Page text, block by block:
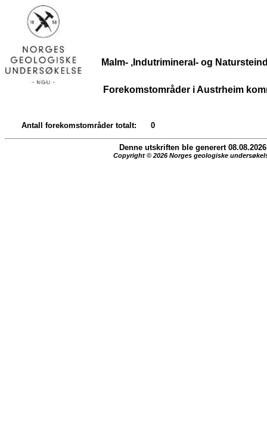
Malm- ,Indutrimineral- og
Forekomstområder i Austrheim
Antall forekomstområder totalt: 0
Denne utskriften ble generert 08.08.2026
Copyright © 2026 Norges geologiske